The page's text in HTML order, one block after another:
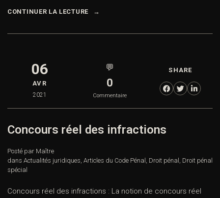
CONTINUER LA LECTURE
06
AVR
2021
💬
0
Commentaire
SHARE
Concours réel des infractions
Posté par Maître
dans Actualités juridiques, Articles du Code Pénal , Droit pénal , Droit pénal
spécial
Concours réel des infractions : La notion de concours réel